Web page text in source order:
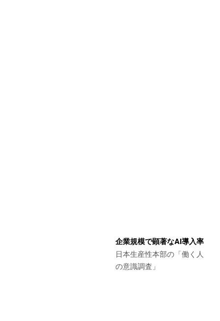
企業規模で顕著なAI導入率
日本生産性本部の「働く人
の意識調査」